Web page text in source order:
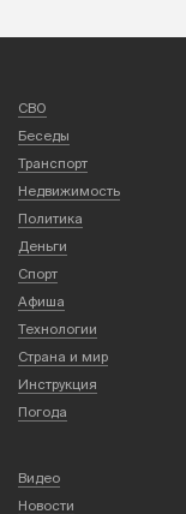
СВО
Беседы
Транспорт
Недвижимость
Политика
Деньги
Спорт
Афиша
Технологии
Страна и мир
Инструкция
Погода
Видео
Новости